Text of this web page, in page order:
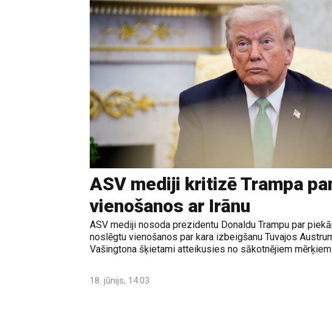
ASV mediji kritizē Trampa
vienošanos ar Irānu
ASV mediji nosoda prezidentu Donaldu Trampu par
noslēgtu vienošanos par kara izbeigšanu Tuvajos
Vašingtona šķietami atteikusies no sākotnējiem mērķiem
18. jūnijs, 14:03